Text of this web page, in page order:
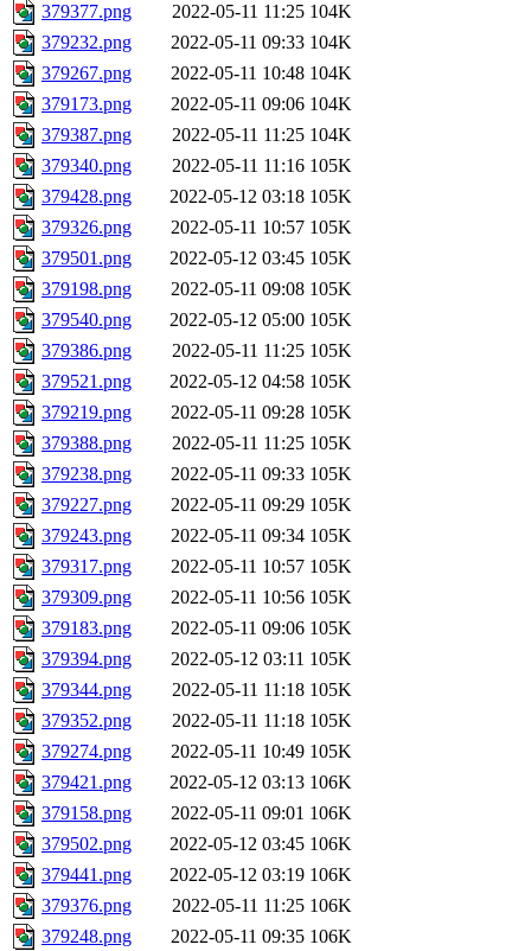
379377.png
2022-05-11 11:25 104K
379232.png
2022-05-11 09:33 104K
379267.png
2022-05-11 10:48 104K
379173.png
2022-05-11 09:06 104K
379387.png
2022-05-11 11:25 104K
379340.png
2022-05-11 11:16 105K
379428.png
2022-05-12 03:18 105K
379326.png
2022-05-11 10:57 105K
379501.png
2022-05-12 03:45 105K
379198.png
2022-05-11 09:08 105K
379540.png
2022-05-12 05:00 105K
379386.png
2022-05-11 11:25 105K
379521.png
2022-05-12 04:58 105K
379219.png
2022-05-11 09:28 105K
379388.png
2022-05-11 11:25 105K
379238.png
2022-05-11 09:33 105K
379227.png
2022-05-11 09:29 105K
379243.png
2022-05-11 09:34 105K
379317.png
2022-05-11 10:57 105K
379309.png
2022-05-11 10:56 105K
379183.png
2022-05-11 09:06 105K
379394.png
2022-05-12 03:11 105K
379344.png
2022-05-11 11:18 105K
379352.png
2022-05-11 11:18 105K
379274.png
2022-05-11 10:49 105K
379421.png
2022-05-12 03:13 106K
379158.png
2022-05-11 09:01 106K
379502.png
2022-05-12 03:45 106K
379441.png
2022-05-12 03:19 106K
379376.png
2022-05-11 11:25 106K
379248.png
2022-05-11 09:35 106K